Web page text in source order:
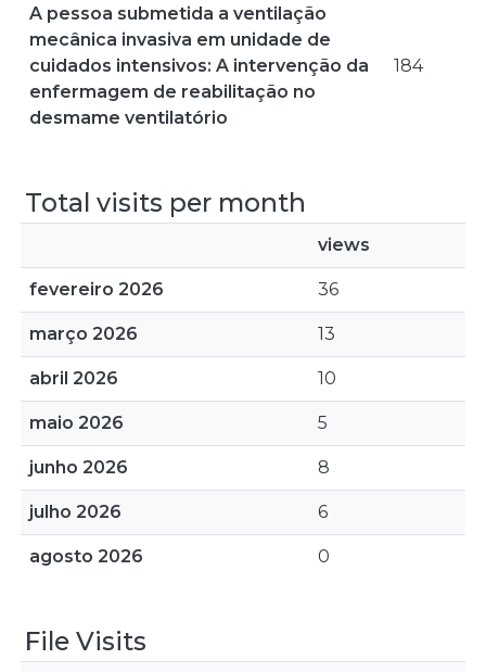
A pessoa submetida a ventilação
mecânica invasiva em unidade de
cuidados intensivos: A intervenção da
enfermagem de reabilitação no
desmame ventilatório
184
Total visits per month
views
fevereiro 2026 36
março 2026 13
abril 2026 10
maio 2026 5
junho 2026 8
julho 2026 6
agosto 2026 0
File Visits